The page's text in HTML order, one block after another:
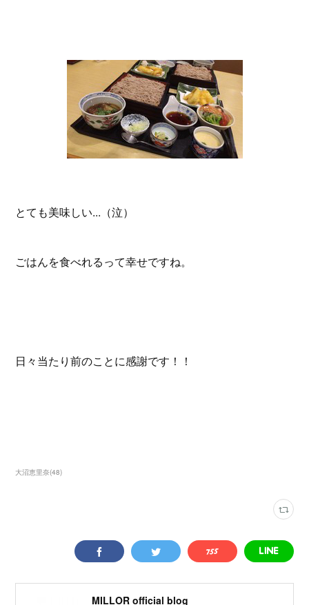
とても美味しい...（泣）
ごはんを食べれるって幸せですね。
日々当たり前のことに感謝です！！
大沼恵里奈(48)
MILLOR official blog